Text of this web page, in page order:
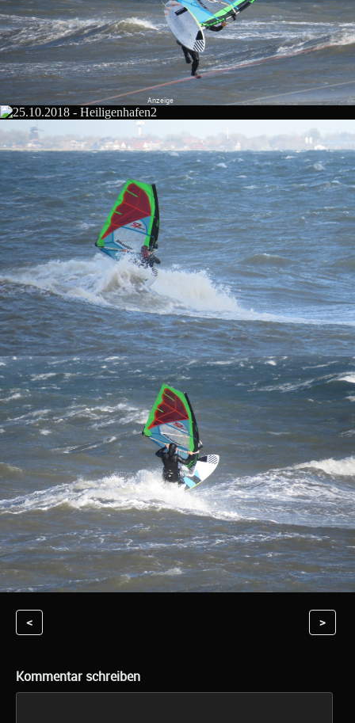
< >
Kommentar schreiben